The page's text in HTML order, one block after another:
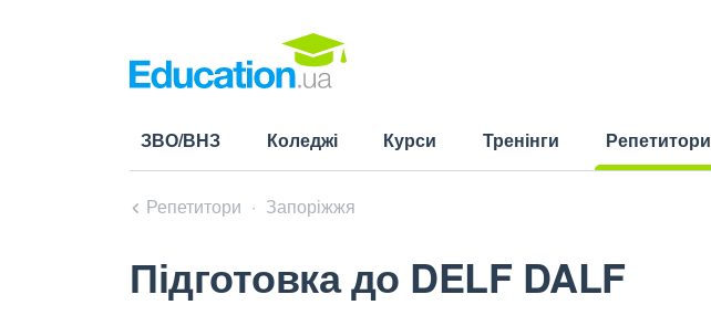
ЗВО/ВНЗ Коледжі Курси Тренінги
Репетитори
Репетитори Запоріжжя
Підготовка до DELF DALF